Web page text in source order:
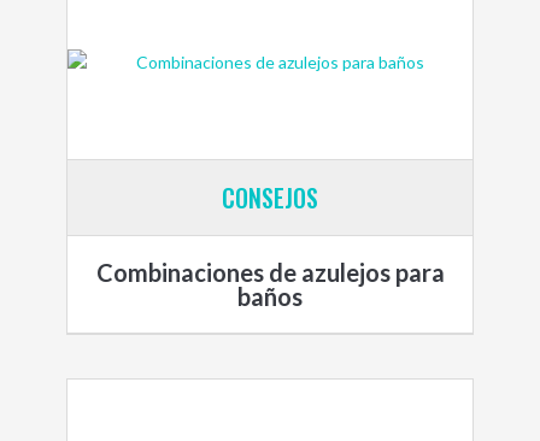
CONSEJOS
Combinaciones de azulejos para
baños